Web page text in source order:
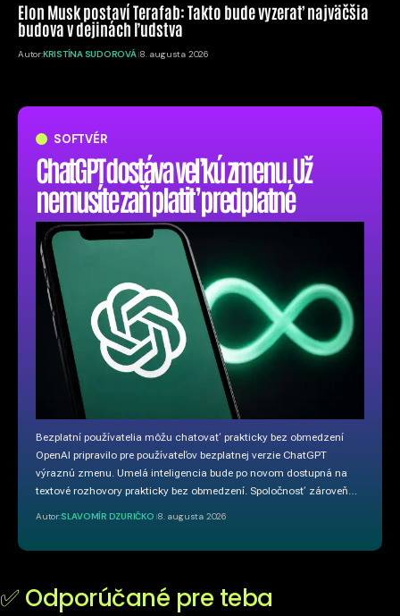
SOFTVÉR
ChatGPT dostáva veľkú zmenu. Už
nemusíte zaň platiť predplatné
Bezplatní používatelia môžu chatovať prakticky bez obmedzení
OpenAI pripravilo pre používateľov bezplatnej verzie ChatGPT
výraznú zmenu. Umelá inteligencia bude po novom dostupná na
textové rozhovory prakticky bez obmedzení. Spoločnosť zároveň…
Autor:SLAVOMÍR DZURIČKO 8. augusta 2026
Elon Musk postaví Terafab: Takto bude vyzerať najväčšia
budova v dejinách ľudstva
Autor:KRISTÍNA SUDOROVÁ 8. augusta 2026
✅ Odporúčané pre teba